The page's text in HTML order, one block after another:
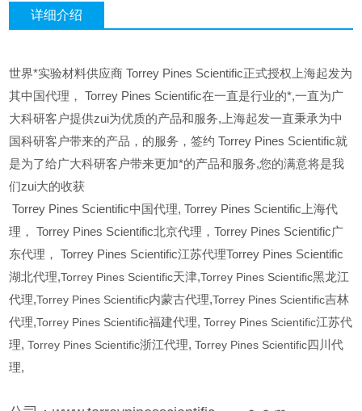
详细介绍
世界*实验材料供应商 Torrey Pines Scientific正式授权上海起发为
其中国代理， Torrey Pines Scientific在一直是行业的*,一直为广
大科研客户提供zui为优质的产品和服务,上海起发一直秉承为中
国科研客户带来的产品，的服务，签约 Torrey Pines Scientific就
是为了给广大科研客户带来更加*的产品和服务,您的满意将是我
们zui大的收获
Torrey Pines Scientific中国代理, Torrey Pines Scientific上海代
理， Torrey Pines Scientific北京代理，Torrey Pines Scientific广
东代理， Torrey Pines Scientific江苏代理Torrey Pines Scientific
湖北代理,Torrey Pines Scientific天津,Torrey Pines Scientific黑龙江
代理,Torrey Pines Scientific内蒙古代理,Torrey Pines Scientific吉林
代理,Torrey Pines Scientific福建代理,Torrey Pines Scientific江苏代
理,Torrey Pines Scientific浙江代理,Torrey Pines Scientific四川代
理,